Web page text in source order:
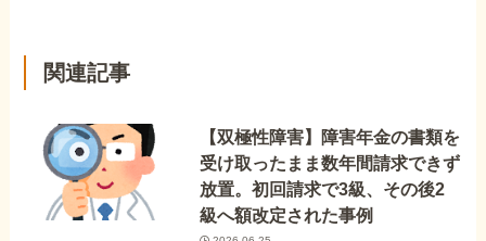
関連記事
【双極性障害】障害年金の書類を
受け取ったまま数年間請求できず
放置。初回請求で3級、その後2
級へ額改定された事例